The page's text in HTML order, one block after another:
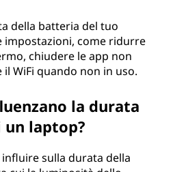
della batteria del tuo
impostazioni, come ridurre
chiudere le app non
WiFi quando non in uso.
la durata
laptop?
sulla durata della